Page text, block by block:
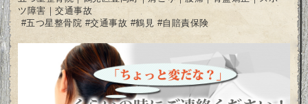
ツ障害｜交通事故
#五つ星整骨院 #交通事故 #鶴見 #自賠責保険